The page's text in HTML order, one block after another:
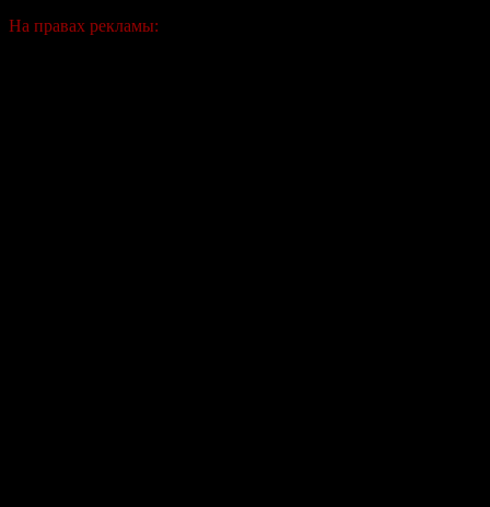
На правах рекламы: